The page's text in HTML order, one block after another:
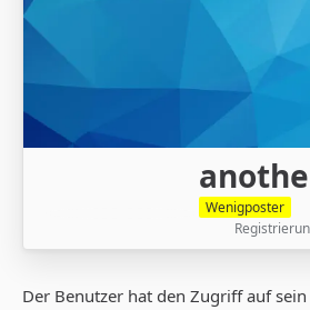
Wenigposter
Der Benutzer hat den Zugriff auf